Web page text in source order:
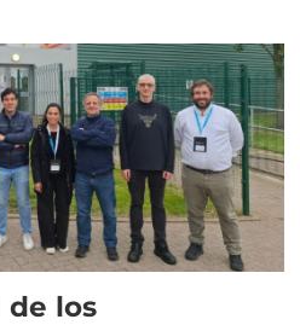
de los